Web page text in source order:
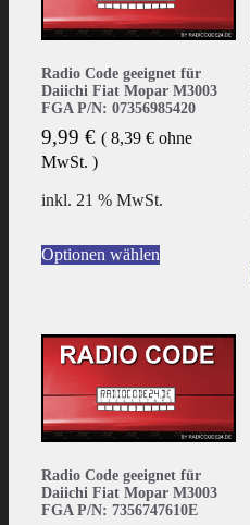
Radio Code geeignet für
Daiichi Fiat Mopar M3003
FGA P/N: 07356985420
9,99 € ( 8,39 € ohne
MwSt. )
inkl. 21 % MwSt.
Optionen wählen
Radio Code geeignet für
Daiichi Fiat Mopar M3003
FGA P/N: 7356747610E